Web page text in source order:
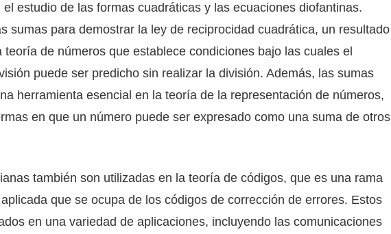
estudio de las formas cuadráticas y las ecuaciones diofantinas.
sumas para demostrar la ley de reciprocidad cuadrática, un resultado
teoría de números que establece condiciones bajo las cuales el
puede ser predicho sin realizar la división. Además, las sumas
herramienta esencial en la teoría de la representación de números,
en que un número puede ser expresado como una suma de otros
también son utilizadas en la teoría de códigos, que es una rama
que se ocupa de los códigos de corrección de errores. Estos
en una variedad de aplicaciones, incluyendo las comunicaciones